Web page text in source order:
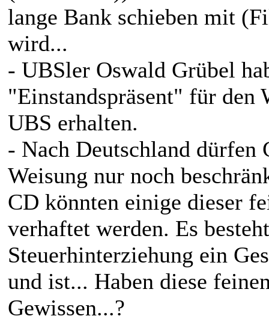
lange Bank schieben mit
wird...
- UBSler Oswald Grübel
"Einstandspräsent" für den
UBS erhalten.
- Nach Deutschland dürfen
Weisung nur noch
CD könnten einige dieser
verhaftet werden. Es
Steuerhinterziehung ein
und ist... Haben diese
Gewissen...?